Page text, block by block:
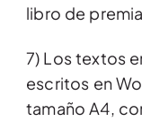
libro de
7) Los textos
escritos en
tamaño A4,